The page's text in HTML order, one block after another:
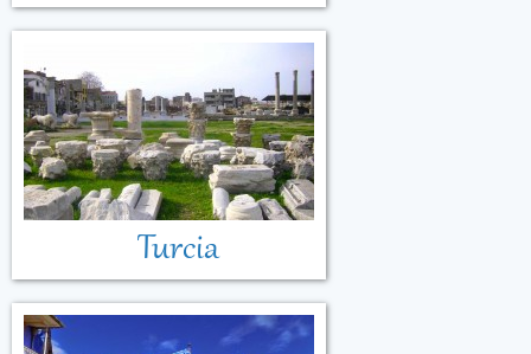
Turcia